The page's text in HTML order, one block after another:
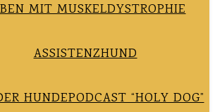
MIT MUSKELDYSTROPHIE
ASSISTENZHUND
HUNDEPODCAST “HOLY DOG”